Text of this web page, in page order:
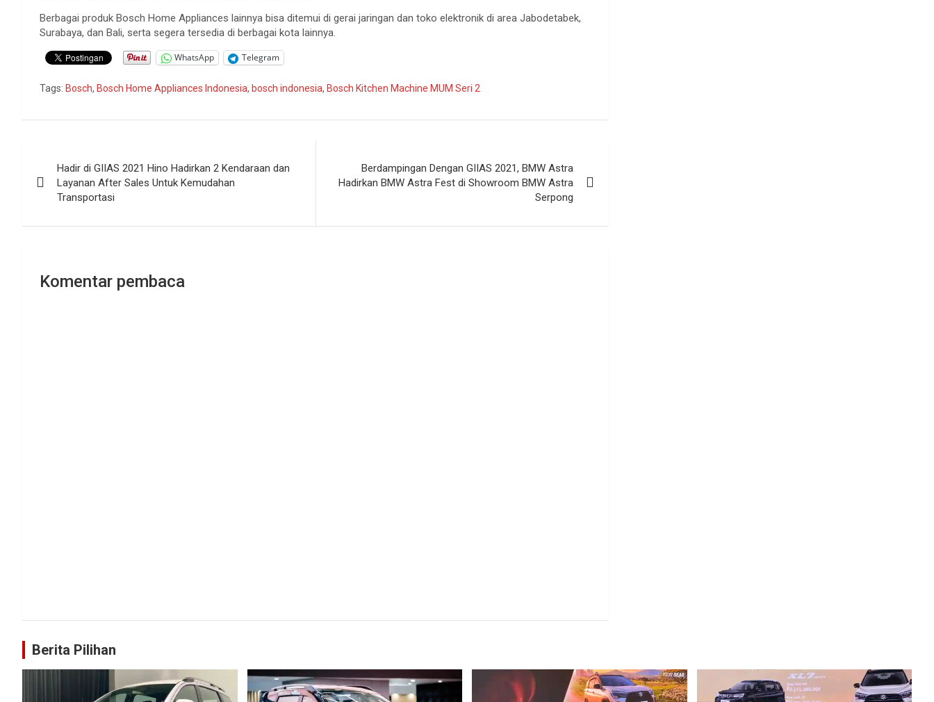
Berbagai produk Bosch Home Appliances lainnya bisa ditemui di gerai jaringan dan toko elektronik di area Jabodetabek,
Surabaya, dan Bali, serta segera tersedia di berbagai kota lainnya.
WhatsApp Telegram
Tags: Bosch, Bosch Home Appliances Indonesia, bosch indonesia, Bosch Kitchen Machine MUM Seri 2
pos
Hadir di GIIAS 2021 Hino Hadirkan 2 Kendaraan dan
Layanan After Sales Untuk Kemudahan
Transportasi
Berdampingan Dengan GIIAS 2021, BMW Astra
Hadirkan BMW Astra Fest di Showroom BMW Astra
Serpong
Komentar pembaca
Berita Pilihan